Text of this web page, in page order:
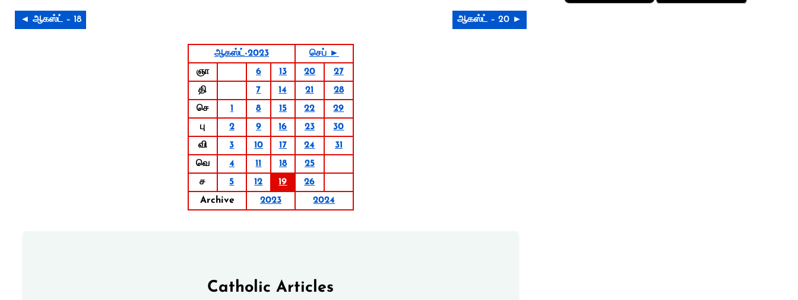
◄ ஆகஸ்ட் – 18 ஆகஸ்ட் – 20 ►
ஆகஸ்ட்-2023
செப் ►
ஞா
6 13 20
27
தி
7 14 21
28
செ
1 8 15 22
29
பு
2 9 16 23
30
வி
3 10 17 24
31
வெ
4 11 18
25
ச
5 12 19
26
Archive
2023 2024
Catholic Articles